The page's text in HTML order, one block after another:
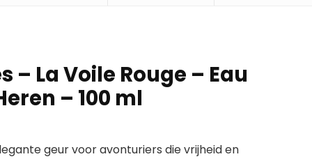
– La Voile Rouge – Eau
– 100 ml
geur voor avonturiers die vrijheid en